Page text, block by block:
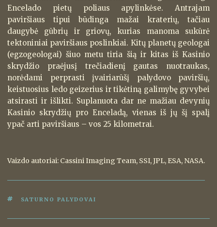
Encelado pietų poliaus apylinkėse. Antrajam
paviršiaus tipui būdinga mažai kraterių, tačiau
daugybė gūbrių ir griovų, kurias manoma sukūrė
tektoniniai paviršiaus poslinkiai. Kitų planetų geologai
(egzogeologai) šiuo metu tiria šią ir kitas iš Kasinio
skrydžio praėjusį trečiadienį gautas nuotraukas,
norėdami perprasti įvairiarūšį palydovo paviršių,
keistuosius ledo geizerius ir tikėtiną galimybę gyvybei
atsirasti ir išlikti. Suplanuota dar ne mažiau devynių
Kasinio skrydžių pro Enceladą, vienas iš jų šį spalį
ypač arti paviršiaus – vos 25 kilometrai.
Vaizdo autoriai: Cassini Imaging Team, SSI, JPL, ESA, NASA.
ŽYMOS
SATURNO PALYDOVAI